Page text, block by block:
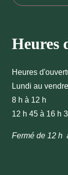
Heures
Heures
Lundi au
8 h à 12 h
12 h 45 à 16 h
Fermé de 12 h